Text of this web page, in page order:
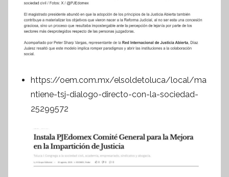
https://oem.com.mx/elsoldetoluca/local/ma
ntiene-tsj-dialogo-directo-con-la-sociedad-
25299572